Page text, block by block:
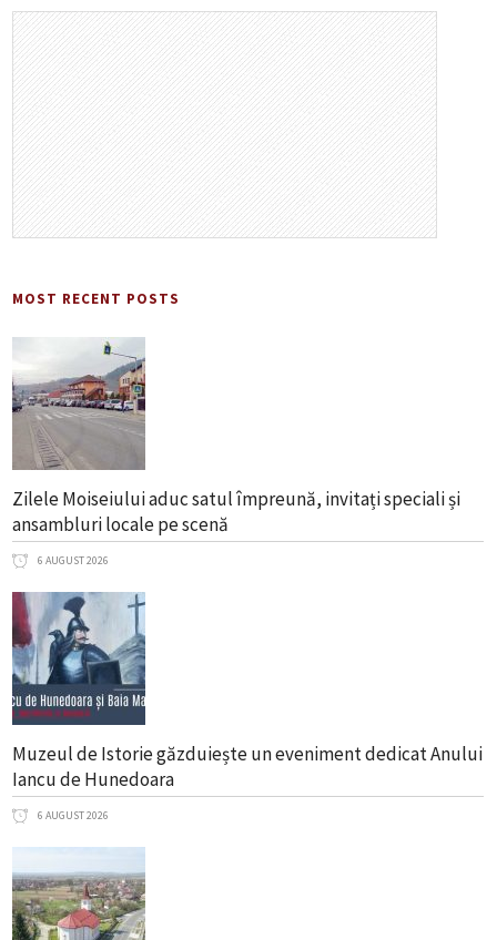
MOST RECENT POSTS
Zilele Moiseiului aduc satul împreună, invitați speciali și
ansambluri locale pe scenă
6 AUGUST 2026
Muzeul de Istorie găzduiește un eveniment dedicat Anului
Iancu de Hunedoara
6 AUGUST 2026